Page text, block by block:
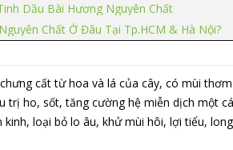
Dầu Bài Hương Nguyên Chất
Chất Ở Đâu Tại Tp.HCM & Hà Nội?
cất từ hoa và lá của cây, có mùi
trị ho, sốt, tăng cường hệ miễn dịch một
loại bỏ lo âu, khử mùi hôi, lợi tiểu,